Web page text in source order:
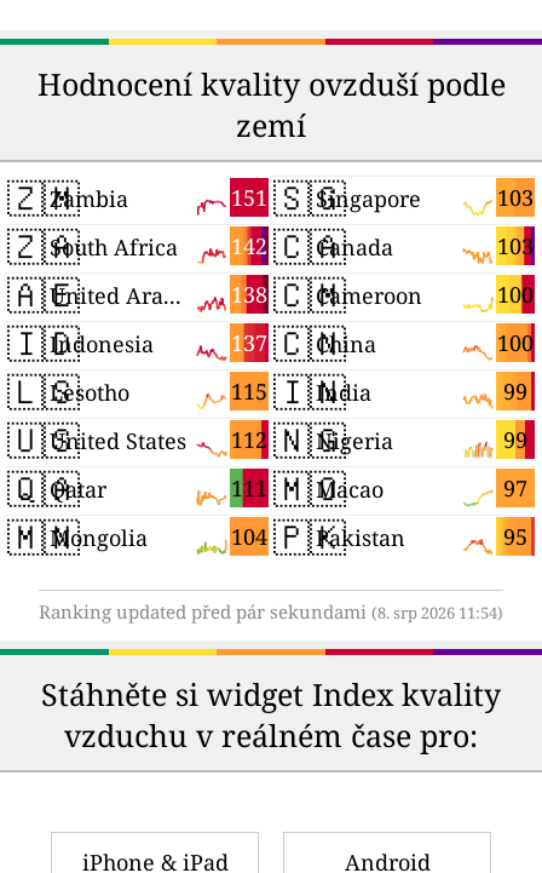
Hodnocení kvality ovzduší podle
zemí
🇿🇲 151
Zambia
🇿🇦 142
South Africa
🇦🇪 138
United Arab Emirates
🇮🇩 137
Indonesia
🇱🇸 115
Lesotho
🇺🇸 112
United States
🇶🇦 111
Qatar
🇲🇳 104
Mongolia
🇸🇬 103
Singapore
🇨🇦 103
Canada
🇨🇲 100
Cameroon
🇨🇳 100
China
🇮🇳 99
India
🇳🇬 99
Nigeria
🇲🇴 97
Macao
🇵🇰 95
Pakistan
Ranking updated před pár sekundami (8. srp 2026 11:54)
Stáhněte si widget Index kvality
vzduchu v reálném čase pro:
iPhone & iPad Android